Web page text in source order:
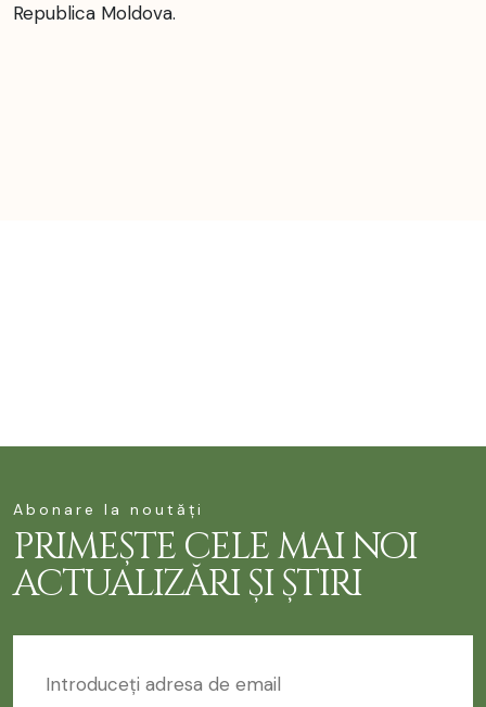
Republica Moldova.
Abonare la noutăți
PRIMEȘTE CELE MAI NOI
ACTUALIZĂRI ȘI ȘTIRI